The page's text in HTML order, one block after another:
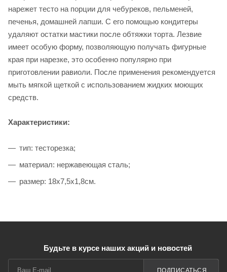
нарежет тесто на порции для чебуреков, пельменей,
печенья, домашней лапши. С его помощью кондитеры
удаляют остатки мастики после обтяжки торта. Лезвие
имеет особую форму, позволяющую получать фигурные
края при нарезке, это особенно популярно при
приготовлении равиоли. После применения рекомендуется
мыть мягкой щеткой с использованием жидких моющих
средств.
Характеристики:
тип: тесторезка;
материал: нержавеющая сталь;
размер: 18х7,5х1,8см.
Будьте в курсе наших акций и новостей
ПОДПИСАТЬСЯ